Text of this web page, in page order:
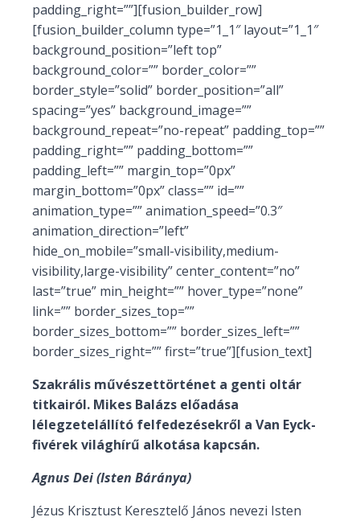
padding_right=””][fusion_builder_row]
[fusion_builder_column type=”1_1″ layout=”1_1″
background_position=”left top”
background_color=”” border_color=””
border_style=”solid” border_position=”all”
spacing=”yes” background_image=””
background_repeat=”no-repeat” padding_top=””
padding_right=”” padding_bottom=””
padding_left=”” margin_top=”0px”
margin_bottom=”0px” class=”” id=””
animation_type=”” animation_speed=”0.3″
animation_direction=”left”
hide_on_mobile=”small-visibility,medium-
visibility,large-visibility” center_content=”no”
last=”true” min_height=”” hover_type=”none”
link=”” border_sizes_top=””
border_sizes_bottom=”” border_sizes_left=””
border_sizes_right=”” first=”true”][fusion_text]
Szakrális művészettörténet a genti oltár
titkairól. Mikes Balázs előadása
lélegzetelállító felfedezésekről a Van Eyck-
fivérek világhírű alkotása kapcsán.
Agnus Dei (Isten Báránya)
Jézus Krisztust Keresztelő János nevezi Isten